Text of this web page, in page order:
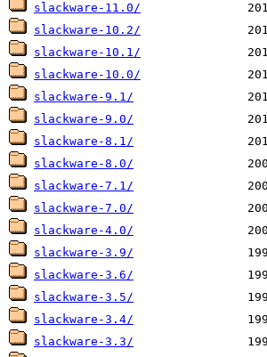
slackware-11.0/
slackware-10.2/
slackware-10.1/
slackware-10.0/
slackware-9.1/
slackware-9.0/
slackware-8.1/
slackware-8.0/
slackware-7.1/
slackware-7.0/
slackware-4.0/
slackware-3.9/
slackware-3.6/
slackware-3.5/
slackware-3.4/
slackware-3.3/